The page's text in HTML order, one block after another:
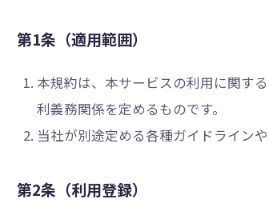
第1条（適用範囲）
本規約は、本サービスの利用に関す
利義務関係を定めるものです。
当社が別途定める各種ガイドライン
第2条（利用登録）